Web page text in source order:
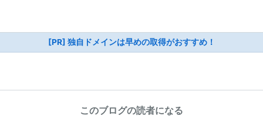
[PR] 独自ドメインは早めの取得がおすすめ！
このブログの読者になる